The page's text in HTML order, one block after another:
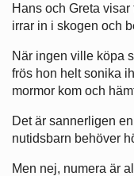
Hans och Greta
irrar in i skogen och
När ingen ville köpa
frös hon helt sonika
mormor kom och
Det är sannerligen
nutidsbarn behöver
Men nej, numera är